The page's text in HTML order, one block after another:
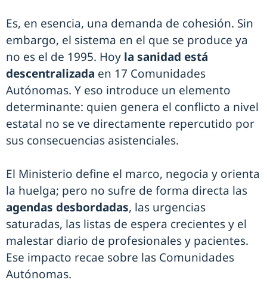
Es, en esencia, una demanda de cohesión. Sin
embargo, el sistema en el que se produce ya
no es el de 1995. Hoy la sanidad está
descentralizada en 17 Comunidades
Autónomas. Y eso introduce un elemento
determinante: quien genera el conflicto a nivel
estatal no se ve directamente repercutido por
sus consecuencias asistenciales.
El Ministerio define el marco, negocia y orienta
la huelga; pero no sufre de forma directa las
agendas desbordadas, las urgencias
saturadas, las listas de espera crecientes y el
malestar diario de profesionales y pacientes.
Ese impacto recae sobre las Comunidades
Autónomas.